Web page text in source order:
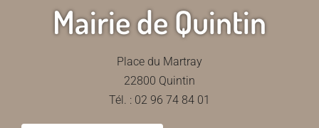
Mairie de Quintin
Place du Martray
22800 Quintin
Tél. : 02 96 74 84 01